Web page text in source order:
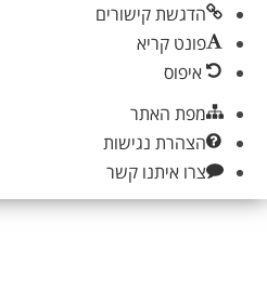
הדגשת קישורים
פונט קריא
איפוס
מפת האתר
הצהרת נגישות
צרו איתנו קשר